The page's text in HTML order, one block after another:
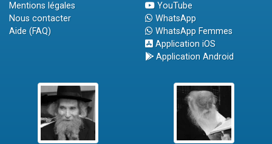
Mentions légales
Nous contacter
Aide (FAQ)
YouTube
WhatsApp
WhatsApp Femmes
Application iOS
Application Android